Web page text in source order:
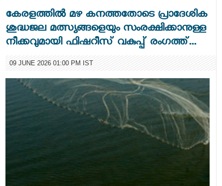
കേരളത്തിൽ മഴ കനത്തതോടെ പ്രാദേശിക
ശുദ്ധജല മത്സ്യങ്ങളെയും സംരക്ഷിക്കാനുള്ള
നീക്കവുമായി ഫിഷറീസ് വകുപ്പ് രംഗത്ത്...
09 JUNE 2026 01:00 PM IST